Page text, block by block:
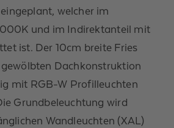
welcher im
und im Indirektanteil mit
ist. Der 10cm breite Fries
Dachkonstruktion
mit RGB-W Profilleuchten
Grundbeleuchtung wird
Wandleuchten (XAL)